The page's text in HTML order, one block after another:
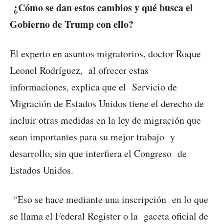
¿Cómo se dan estos cambios y qué busca el
Gobierno de Trump con ello?
El experto en asuntos migratorios, doctor Roque
Leonel Rodríguez, al ofrecer estas
informaciones, explica que el Servicio de
Migración de Estados Unidos tiene el derecho de
incluir otras medidas en la ley de migración que
sean importantes para su mejor trabajo y
desarrollo, sin que interfiera el Congreso de
Estados Unidos.
“Eso se hace mediante una inscripción en lo que
se llama el Federal Register o la gaceta oficial de